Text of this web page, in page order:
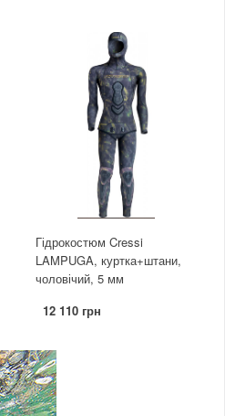
Гідрокостюм Cressi
LAMPUGA, куртка+штани,
чоловічий, 5 мм
12 110 грн